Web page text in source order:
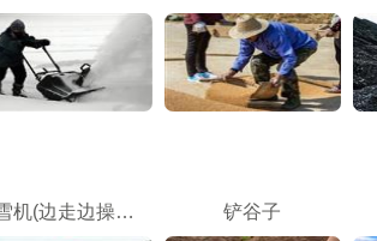
吹雪机(边走边操作吹雪机) 铲谷子